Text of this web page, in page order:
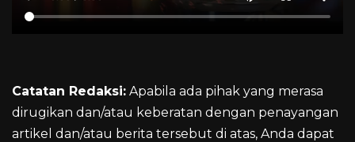
Catatan Redaksi: Apabila ada pihak yang merasa
dirugikan dan/atau keberatan dengan penayangan
artikel dan/atau berita tersebut di atas, Anda dapat